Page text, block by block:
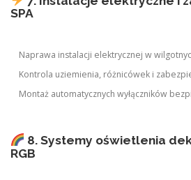
SPA
Naprawa instalacji elektrycznej w
Kontrola uziemienia, różnicówek i
Montaż automatycznych wyłączników
8. Systemy oświetlenia
RGB